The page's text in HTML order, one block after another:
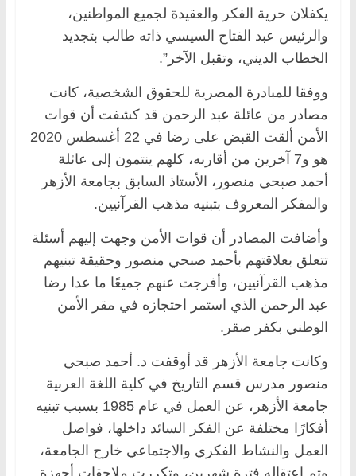
يكفلان حرية الفكر والعقيدة لجميع المواطنين،
والرئيس عبد الفتاح السيسي ذاته طالب بتجديد
الخطاب الديني، وتقبل الآخر”.
ووفقا للمبادرة المصرية للحقوق الشخصية، كانت
مصادر من عائلة عبد الرحمن قد كشفت أن قوات
الأمن ألقت القبض على رضا في 22 أغسطس 2020
هو و7 آخرين من أقاربه، كلهم ينتمون إلى عائلة
أحمد صبحي منصور، الأستاذ السابق بجامعة الأزهر
والمفكر المعروف بتبنيه مذهب القرآنيين.
وأضافت المصادر أن قوات الأمن وجهت إليهم أسئلة
تتعلق بعلاقتهم بأحمد صبحي منصور وحقيقة تبنيهم
مذهب القرآنيين، وأفرجت عنهم جميعًا ما عدا رضا
عبد الرحمن الذي استمر احتجازه في مقر الأمن
الوطني بكفر صقر.
وكانت جامعة الأزهر قد أوقفت د. أحمد صبحي
منصور مدرس قسم التاريخ في كلية اللغة العربية
جامعة الأزهر، عن العمل في عام 1985 بسبب تبنيه
أفكارًا مختلفة عن الفكر السائد داخلها، فواصل
العمل والنشاط الفكري والاجتماعي خارج الجامعة،
وتم اعتقاله فترة شهرين، وتكررت ملاحقات أجهزة